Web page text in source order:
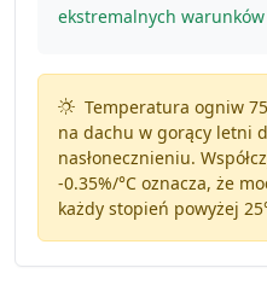
ekstremalnych
Temperatura ogniw
na dachu w gorący letni
nasłonecznieniu.
-0.35%/°Coznacza, że
każdy stopień powyżej